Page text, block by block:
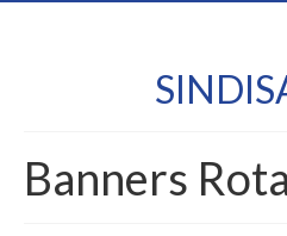
Banners